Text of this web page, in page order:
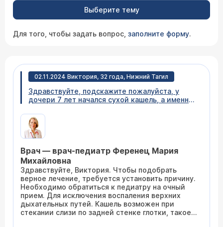
Выберите тему
Для того, чтобы задать вопрос, заполните форму.
02.11.2024 Виктория, 32 года, Нижний Тагил
Здравствуйте, подскажите пожалуйста, у
дочери 7 лет начался сухой кашель, а именно
ОРВИ, появилась кислая отрыжка, до этого
часто ела овсяную кашу, по два раза в день
длительное время, пили часто чай из
сглатывает слюни, подумали на рефлюкс,
стала давать гербион, отрыжка перестала
быть кислой, но все равно в течении дня и
ночью есть, подскажите пожалуйста к кому
обратиться, чем сразу помочь ребёнку, можно
дать пробиотики?
Врач — врач-педиатр Ференец Мария
Михайловна
Здравствуйте, Виктория. Чтобы подобрать
верное лечение, требуется установить причину.
Необходимо обратиться к педиатру на очный
прием. Для исключения воспаления верхних
дыхательных путей. Кашель возможен при
стекании слизи по задней стенке глотки, такое